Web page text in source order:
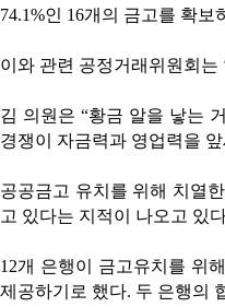
74.1%인 16개의 금고를 확보
이와 관련 공정거래위원회는
김 의원은 “황금 알을 낳는
경쟁이 자금력과 영업력을
공공금고 유치를 위해 치열
고 있다는 지적이 나오고 있
12개 은행이 금고유치를 위
제공하기로 했다. 두 은행의